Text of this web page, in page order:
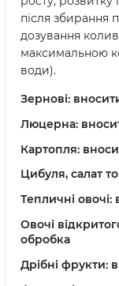
після збирання
дозування
максимальною
води).
Зернові:
Люцерна:
Картопля:
Цибуля, салат
Тепличні овочі:
Овочі
обробка
Дрібні фрукти: